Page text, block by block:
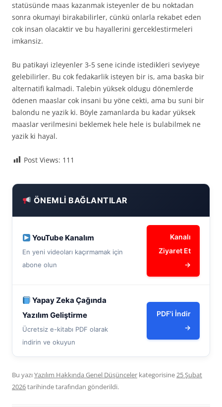
statüsünde maas kazanmak isteyenler de bu noktadan
sonra okumayi birakabilirler, cünkü onlarla rekabet eden
cok insan olacaktir ve bu hayallerini gerceklestirmeleri
imkansiz.
Bu patikayi izleyenler 3-5 sene icinde istedikleri seviyeye
gelebilirler. Bu cok fedakarlik isteyen bir is, ama baska bir
alternatifi kalmadi. Talebin yüksek oldugu dönemlerde
ödenen maaslar cok insani bu yöne cekti, ama bu suni bir
balondu ne yazik ki. Böyle zamanlarda bu kadar yüksek
maaslar verilmesini beklemek hele hele is bulabilmek ne
yazik ki hayal.
Post Views: 111
ÖNEMLI BAĞLANTILAR
YouTube Kanalım
En yeni videoları kaçırmamak için
abone olun
Kanalı
Ziyaret Et
→
Yapay Zeka Çağında
Yazılım Geliştirme
Ücretsiz e-kitabı PDF olarak
indirin ve okuyun
PDF'i İndir
→
Bu yazıYazılım Hakkında Genel Düşünceler kategorisine25 Şubat
2026tarihindetarafından gönderildi.